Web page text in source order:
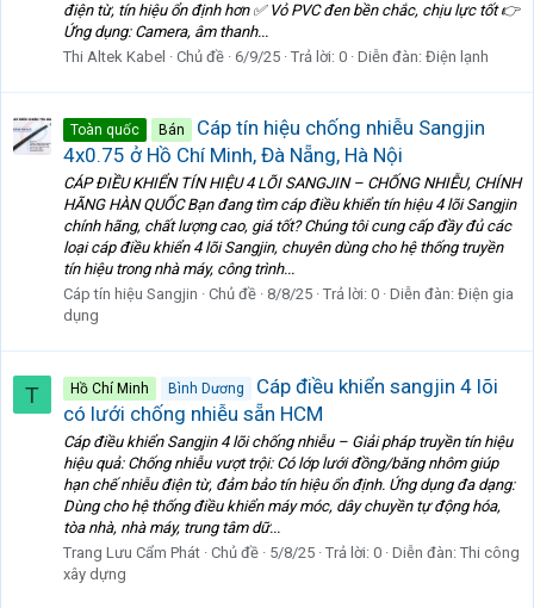
điện từ, tín hiệu ổn định hơn ✅ Vỏ PVC đen bền chắc, chịu lực tốt 👉
Ứng dụng: Camera, âm thanh...
Thi Altek Kabel
Chủ đề 6/9/25 Trả lời: 0 Diễn đàn: Điện lạnh
Toàn quốc Bán
Cáp tín hiệu chống nhiễu Sangjin
4x0.75 ở Hồ Chí Minh, Đà Nẵng, Hà Nội
CÁP ĐIỀU KHIỂN TÍN HIỆU 4 LÕI SANGJIN – CHỐNG NHIỄU, CHÍNH
HÃNG HÀN QUỐC Bạn đang tìm cáp điều khiển tín hiệu 4 lõi Sangjin
chính hãng, chất lượng cao, giá tốt? Chúng tôi cung cấp đầy đủ các
loại cáp điều khiển 4 lõi Sangjin, chuyên dùng cho hệ thống truyền
tín hiệu trong nhà máy, công trình...
Cáp tín hiệu Sangjin
Chủ đề 8/8/25 Trả lời: 0 Diễn đàn: Điện gia
dụng
T Hồ Chí Minh Bình Dương
Cáp điều khiển sangjin 4 lõi
có lưới chống nhiễu sẵn HCM
Cáp điều khiển Sangjin 4 lõi chống nhiễu – Giải pháp truyền tín hiệu
hiệu quả: Chống nhiễu vượt trội: Có lớp lưới đồng/băng nhôm giúp
hạn chế nhiễu điện từ, đảm bảo tín hiệu ổn định. Ứng dụng đa dạng:
Dùng cho hệ thống điều khiển máy móc, dây chuyền tự động hóa,
tòa nhà, nhà máy, trung tâm dữ...
Trang Lưu Cẩm Phát Chủ đề 5/8/25 Trả lời: 0 Diễn đàn: Thi công
xây dựng